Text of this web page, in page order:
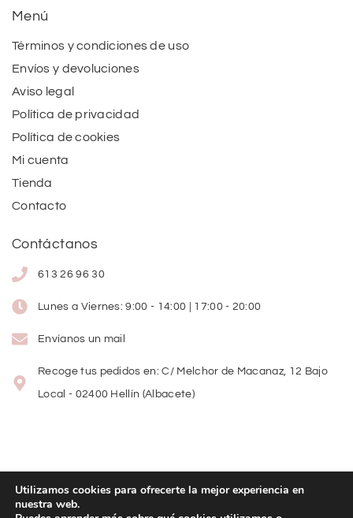
Menú
Términos y condiciones de uso
Envíos y devoluciones
Aviso legal
Política de privacidad
Política de cookies
Mi cuenta
Tienda
Contacto
Contáctanos
613 26 96 30
Lunes a Viernes: 9:00 - 14:00 | 17:00 - 20:00
Envíanos un mail
Recoge tus pedidos en: C/ Melchor de Macanaz, 12 Bajo
Local - 02400 Hellín (Albacete)
Copyright© 2026Lolitas Moda
Utilizamos cookies para ofrecerte la mejor experiencia en
nuestra web.